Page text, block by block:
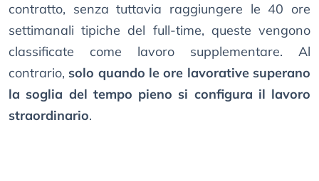
contratto, senza tuttavia raggiungere le 40 ore
settimanali tipiche del full-time, queste vengono
classificate come lavoro supplementare. Al
contrario, solo quando le ore lavorative superano
la soglia del tempo pieno si configura il lavoro
straordinario.